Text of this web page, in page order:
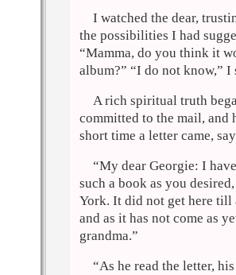
I watched the dear,
the possibilities I had
“Mamma, do you think it
album?” “I do not know,”
A rich spiritual truth
committed to the mail,
short time a letter came,
“My dear Georgie: I
such a book as you
York. It did not get here till
and as it has not come as
grandma.”
“As he read the letter,